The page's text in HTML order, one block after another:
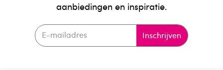
aanbiedingen en inspiratie.
Inschrijven